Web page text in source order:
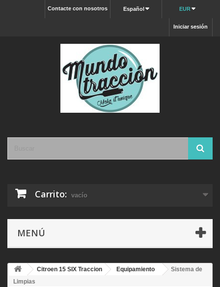
EUR
Español
Contacte con nosotros
Iniciar sesión
Carrito: vacío
MENÚ
Citroen 15 SIX Traccion Equipamiento
Sistema de
Limpias